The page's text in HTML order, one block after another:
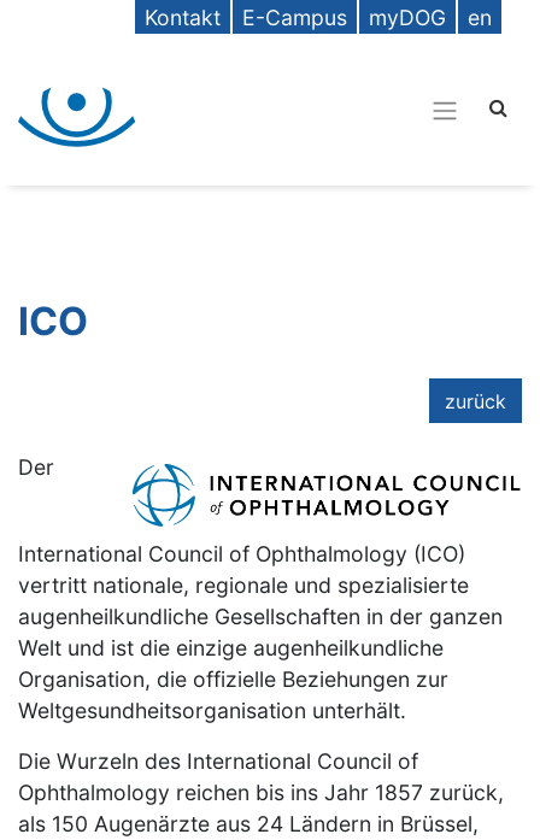
Kontakt E-Campus myDOG en
ICO
zurück
Der
International Council of Ophthalmology (ICO)
vertritt nationale, regionale und spezialisierte
augenheilkundliche Gesellschaften in der ganzen
Welt und ist die einzige augenheilkundliche
Organisation, die offizielle Beziehungen zur
Weltgesundheitsorganisation unterhält.
Die Wurzeln des International Council of
Ophthalmology reichen bis ins Jahr 1857 zurück,
als 150 Augenärzte aus 24 Ländern in Brüssel,